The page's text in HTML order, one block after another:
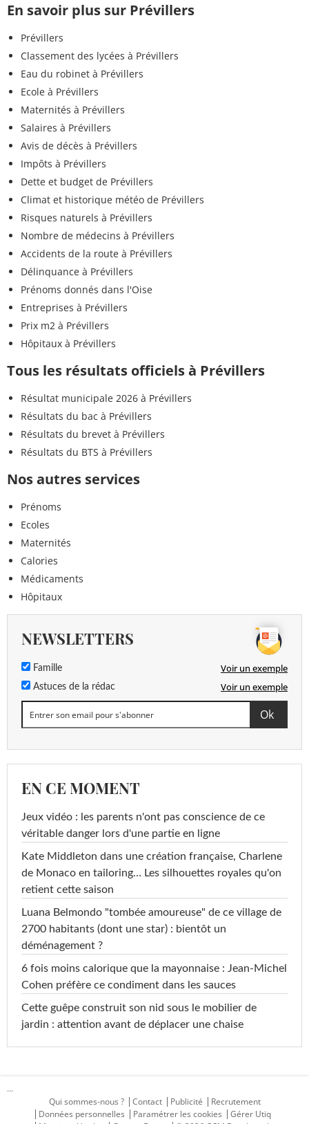
En savoir plus sur Prévillers
Prévillers
Classement des lycées à Prévillers
Eau du robinet à Prévillers
Ecole à Prévillers
Maternités à Prévillers
Salaires à Prévillers
Avis de décès à Prévillers
Impôts à Prévillers
Dette et budget de Prévillers
Climat et historique météo de Prévillers
Risques naturels à Prévillers
Nombre de médecins à Prévillers
Accidents de la route à Prévillers
Délinquance à Prévillers
Prénoms donnés dans l'Oise
Entreprises à Prévillers
Prix m2 à Prévillers
Hôpitaux à Prévillers
Tous les résultats officiels à Prévillers
Résultat municipale 2026 à Prévillers
Résultats du bac à Prévillers
Résultats du brevet à Prévillers
Résultats du BTS à Prévillers
Nos autres services
Prénoms
Ecoles
Maternités
Calories
Médicaments
Hôpitaux
NEWSLETTERS
Famille Voir un exemple
Astuces de la rédac Voir un exemple
EN CE MOMENT
Jeux vidéo : les parents n'ont pas conscience de ce
véritable danger lors d'une partie en ligne
Kate Middleton dans une création française, Charlene
de Monaco en tailoring… Les silhouettes royales qu'on
retient cette saison
Luana Belmondo "tombée amoureuse" de ce village de
2700 habitants (dont une star) : bientôt un
déménagement ?
6 fois moins calorique que la mayonnaise : Jean-Michel
Cohen préfère ce condiment dans les sauces
Cette guêpe construit son nid sous le mobilier de
jardin : attention avant de déplacer une chaise
...
Qui sommes-nous ?
Contact Publicité
Recrutement
Données personnelles
Paramétrer les cookies
Gérer Utiq